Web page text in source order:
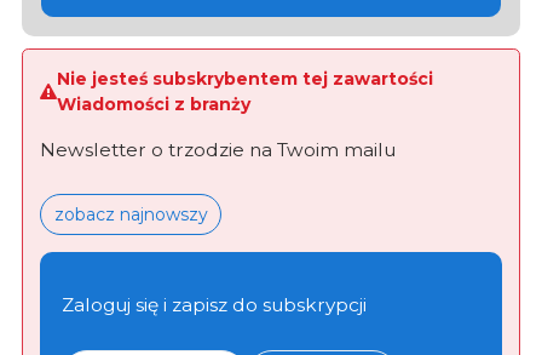
Nie jesteś subskrybentem tej zawartości
Wiadomości z branży
Newsletter o trzodzie na Twoim mailu
zobacz najnowszy
Zaloguj się i zapisz do subskrypcji